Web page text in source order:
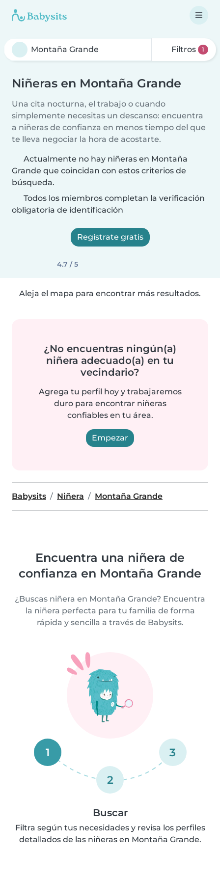
Filtros 1
Niñeras en Montaña Grande
Una cita nocturna, el trabajo o cuando
simplemente necesitas un descanso: encuentra
a niñeras de confianza en menos tiempo del que
te lleva negociar la hora de acostarte.
Actualmente no hay niñeras en Montaña
Grande que coincidan con estos criterios de
búsqueda.
Todos los miembros completan la verificación
obligatoria de identificación
Regístrate gratis
4.7 / 5
Aleja el mapa para encontrar más resultados.
¿No encuentras ningún(a)
niñera adecuado(a) en tu
vecindario?
Agrega tu perfil hoy y trabajaremos
duro para encontrar niñeras
confiables en tu área.
Empezar
Babysits Niñera Montaña Grande
Encuentra una niñera de
confianza en Montaña Grande
¿Buscas niñera en Montaña Grande? Encuentra
la niñera perfecta para tu familia de forma
rápida y sencilla a través de Babysits.
1
2
3
Buscar
Filtra según tus necesidades y revisa los perfiles
detallados de las niñeras en Montaña Grande.